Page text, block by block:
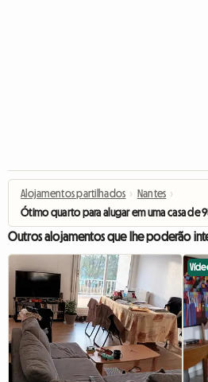
Alojamentos partilhados › Nantes ›
Ótimo quarto para alugar em uma casa de
Outros alojamentos que lhe poderão